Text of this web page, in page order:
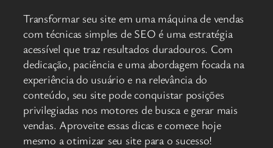
Transformar seu site em uma máquina de vendas
com técnicas simples de SEO é uma estratégia
acessível que traz resultados duradouros. Com
dedicação, paciência e uma abordagem focada na
experiência do usuário e na relevância do
conteúdo, seu site pode conquistar posições
privilegiadas nos motores de busca e gerar mais
vendas. Aproveite essas dicas e comece hoje
mesmo a otimizar seu site para o sucesso!